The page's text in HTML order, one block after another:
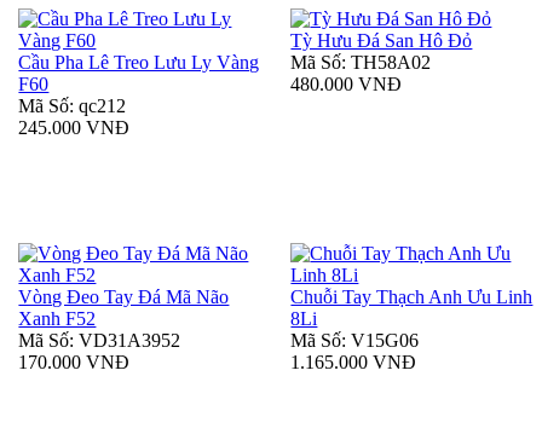
Cầu Pha Lê Treo Lưu Ly Vàng
F60
Mã Số: qc212
245.000 VNĐ
Tỳ Hưu Đá San Hô Đỏ
Mã Số: TH58A02
480.000 VNĐ
Vòng Đeo Tay Đá Mã Não
Xanh F52
Mã Số: VD31A3952
170.000 VNĐ
Chuỗi Tay Thạch Anh Ưu Linh
8Li
Mã Số: V15G06
1.165.000 VNĐ